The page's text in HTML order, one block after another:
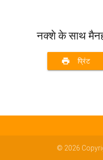
नक्शे के साथ
print प्रिंट
© 2026